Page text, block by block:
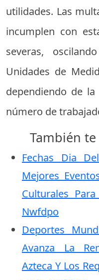
utilidades. Las
incumplen con
severas,
Unidades de
dependiendo de
número de
También
Fechas Dia
Mejores
Culturales
Nwfdpo
Deportes
Avanza La
Azteca Y Los